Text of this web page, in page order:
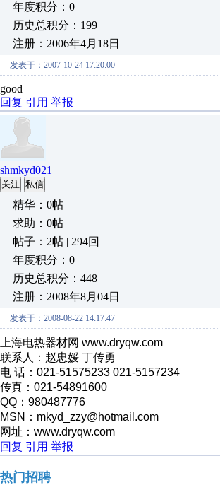
年度积分：0
历史总积分：199
注册：2006年4月18日
发表于：2007-10-24 17:20:00
good
回复 引用 举报
shmkyd021
关注 私信
精华：0帖
求助：0帖
帖子：2帖 | 294回
年度积分：0
历史总积分：448
注册：2008年8月04日
发表于：2008-08-22 14:17:47
上海电热器材网 www.dryqw.com
联系人：赵忠媛 丁传勇
电 话：021-51575233 021-5157234
传真：021-54891600
QQ：980487776
MSN：mkyd_zzy@hotmail.com
网址：www.dryqw.com
回复 引用 举报
热门招聘